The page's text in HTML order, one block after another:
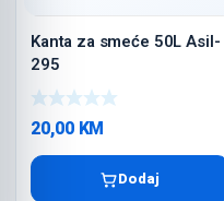
Kanta za smeće 50L Asil-
295
20,00 KM
Dodaj